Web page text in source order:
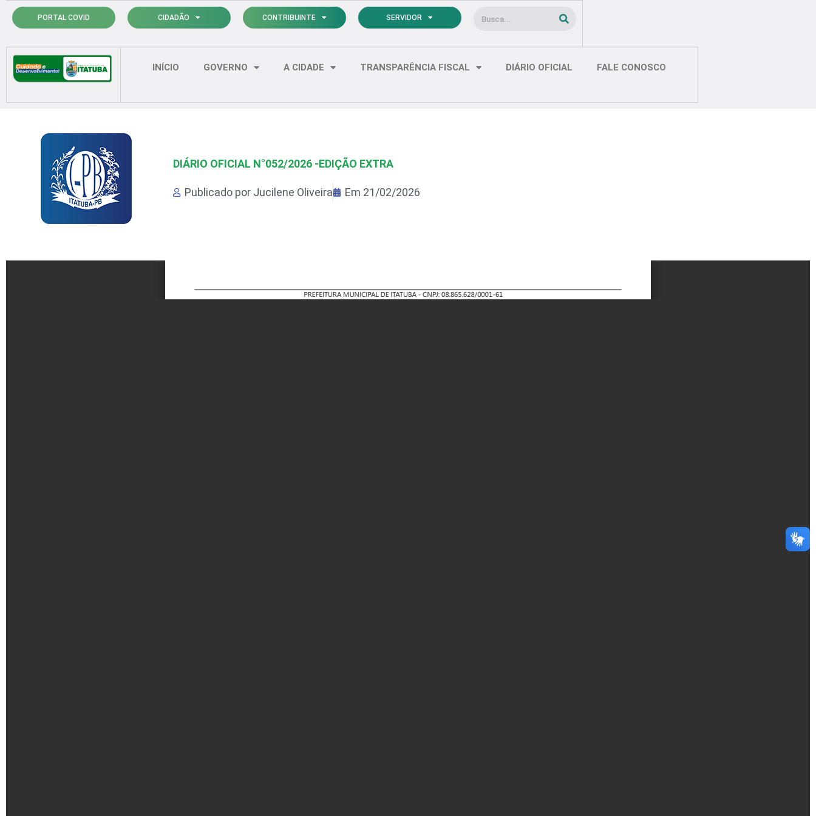
para
conteúdo
PORTAL COVID CIDADÃO CONTRIBUINTE SERVIDOR Pesquisar
INÍCIO GOVERNO A CIDADE TRANSPARÊNCIA FISCAL DIÁRIO OFICIAL FALE CONOSCO
DIÁRIO OFICIAL N°052/2026 -EDIÇÃO EXTRA
Publicado por Jucilene Oliveira Em 21/02/2026